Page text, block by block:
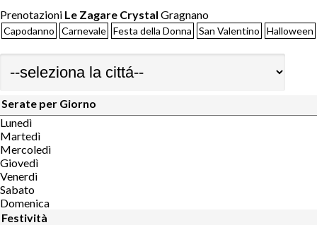
Prenotazioni Le Zagare Crystal Gragnano
Capodanno Carnevale Festa della Donna San Valentino Halloween
Serate per Giorno
Lunedì
Martedì
Mercoledì
Giovedì
Venerdì
Sabato
Domenica
Festività